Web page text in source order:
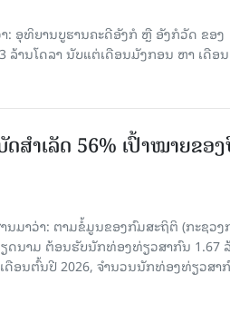
: ອຸທິຍານບູຮານຄະດີອັງກໍ ຫຼື ອັງກໍວັດ ຂອງ
ລ້ານໂດລາ ນັບແຕ່ເດືອນມັງກອນ ຫາ ເດືອນ
ຳ​ເລັດ 56% ເປົ້າ​ໝາຍຂອ
ມາວ່າ: ຕາມ​ຂໍ້​ມູນ​ຂອງ​ກົມ​ສະ​ຖິ​ຕິ (ກະ​ຊວງ​
ດ​ນາມ ຕ້ອນ​ຮັບ​ນັກທ່ອງ​ທ່ຽວ​ສາ​ກົນ 1.67
ດືອນ​ຕົ້ນ​ປີ 2026, ຈຳ​ນວນ​ນັກ​ທ່ອງ​ທ່ຽວ​ສາ​